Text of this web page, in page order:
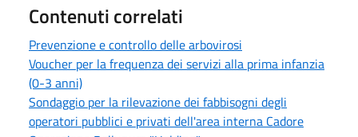
Contenuti correlati
Prevenzione e controllo delle arbovirosi
Voucher per la frequenza dei servizi alla prima infanzia
(0-3 anni)
Sondaggio per la rilevazione dei fabbisogni degli
operatori pubblici e privati dell'area interna Cadore